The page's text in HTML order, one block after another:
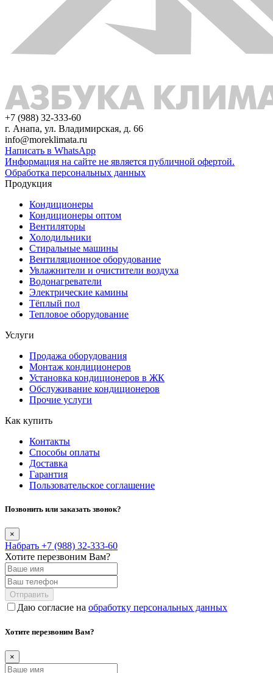
+7 (988) 32-333-60
г. Анапа, ул. Владимирская, д. 66
info@moreklimata.ru
Написать в WhatsApp
Информация на сайте не является публичной офертой.
Обработка персональных данных
Продукция
Кондиционеры
Кондиционеры оптом
Вентиляторы
Холодильники
Стиральные машины
Вентиляционное оборудование
Увлажнители и очистители воздуха
Водонагреватели
Электрические камины
Тёплый пол
Тепловое оборудование
Услуги
Продажа оборудования
Монтаж кондиционеров
Установка кондиционеров в ЖК
Обслуживание кондиционеров
Прочие услуги
Как купить
Контакты
Способы оплаты
Доставка
Гарантия
Пользовательское соглашение
Позвонить или заказать звонок?
×
Набрать +7 (988) 32-333-60
Хотите перезвоним Вам?
Отправить
Даю согласие на обработку персональных данных
Хотите перезвоним Вам?
×